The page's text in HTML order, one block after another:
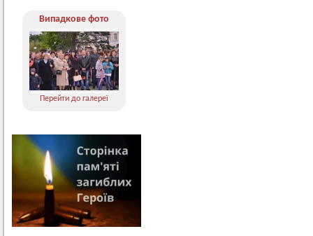
Випадкове фото
Перейти до галереї